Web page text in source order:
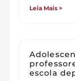
Leia Mais >
escola